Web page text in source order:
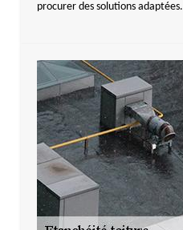
procurer des solutions adaptées.